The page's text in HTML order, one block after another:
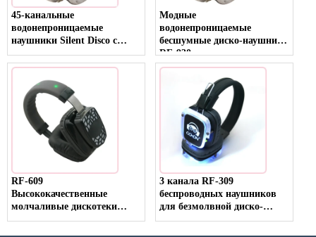
45-канальные
водонепроницаемые
наушники Silent Disco с
индикатором уровня заряда
батареи, подходящие для
бесшумных конференций и
встреч RF-930
Модные
водонепроницаемые
бесшумные диско-наушники
RF-930 с ярким танцующим
светом
RF-609
Высококачественные
молчаливые дискотеки
светодиодные наушники для
3 канала RF-309
беспроводных наушников
для безмолвной диско-
вечеринки и мероприятия